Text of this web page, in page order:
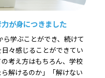
が身につきました
学ぶことができ、続けて
々感じることができてい
考え方はもちろん、学校
解けるのか」「解けない